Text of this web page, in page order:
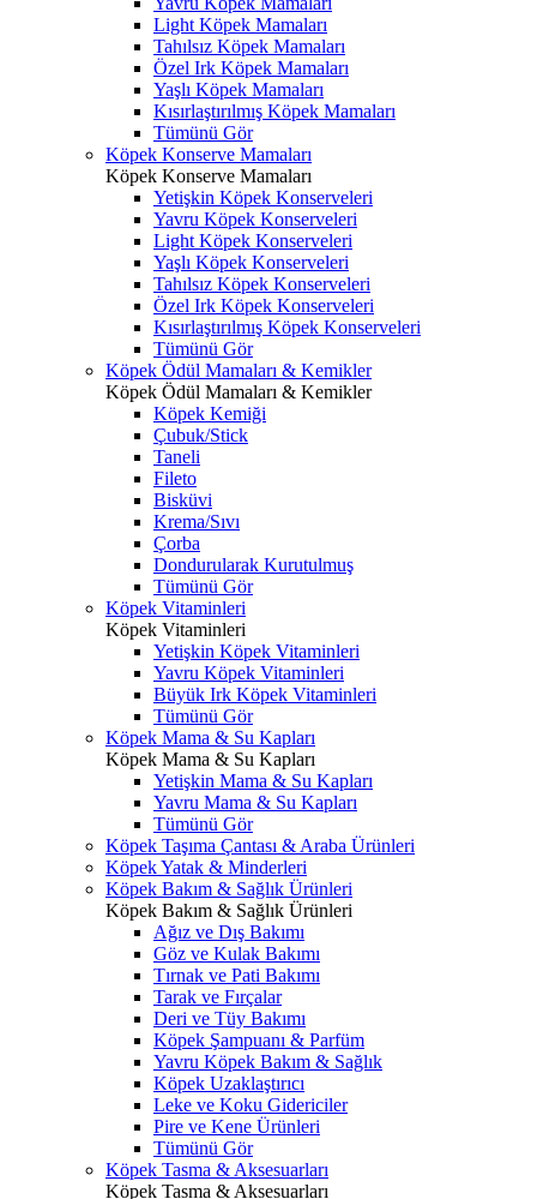
Light Köpek Mamaları
Tahılsız Köpek Mamaları
Özel Irk Köpek Mamaları
Yaşlı Köpek Mamaları
Kısırlaştırılmış Köpek Mamaları
Tümünü Gör
Köpek Konserve Mamaları
Köpek Konserve Mamaları
Yetişkin Köpek Konserveleri
Yavru Köpek Konserveleri
Light Köpek Konserveleri
Yaşlı Köpek Konserveleri
Tahılsız Köpek Konserveleri
Özel Irk Köpek Konserveleri
Kısırlaştırılmış Köpek Konserveleri
Tümünü Gör
Köpek Ödül Mamaları & Kemikler
Köpek Ödül Mamaları & Kemikler
Köpek Kemiği
Çubuk/Stick
Taneli
Fileto
Bisküvi
Krema/Sıvı
Çorba
Dondurularak Kurutulmuş
Tümünü Gör
Köpek Vitaminleri
Köpek Vitaminleri
Yetişkin Köpek Vitaminleri
Yavru Köpek Vitaminleri
Büyük Irk Köpek Vitaminleri
Tümünü Gör
Köpek Mama & Su Kapları
Köpek Mama & Su Kapları
Yetişkin Mama & Su Kapları
Yavru Mama & Su Kapları
Tümünü Gör
Köpek Taşıma Çantası & Araba Ürünleri
Köpek Yatak & Minderleri
Köpek Bakım & Sağlık Ürünleri
Köpek Bakım & Sağlık Ürünleri
Ağız ve Dış Bakımı
Göz ve Kulak Bakımı
Tırnak ve Pati Bakımı
Tarak ve Fırçalar
Deri ve Tüy Bakımı
Köpek Şampuanı & Parfüm
Yavru Köpek Bakım & Sağlık
Köpek Uzaklaştırıcı
Leke ve Koku Gidericiler
Pire ve Kene Ürünleri
Tümünü Gör
Köpek Tasma & Aksesuarları
Köpek Tasma & Aksesuarları